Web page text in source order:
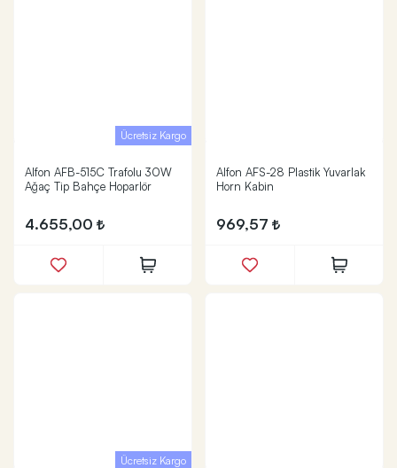
Ücretsiz Kargo
Alfon AFB-515C Trafolu 30W
Ağaç Tip Bahçe Hoparlör
4.655,00
Alfon AFS-28 Plastik Yuvarlak
Horn Kabin
969,57
Ücretsiz Kargo